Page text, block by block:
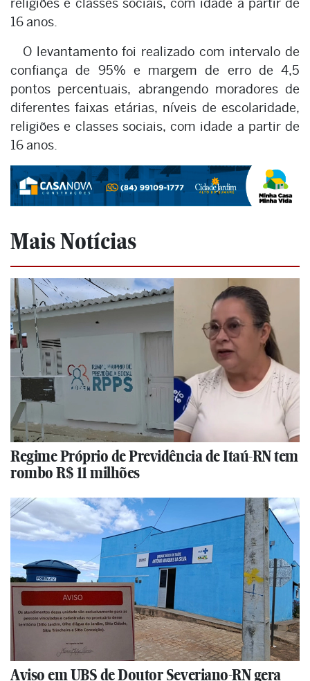
religiões e classes sociais, com idade a partir de
16 anos.
O levantamento foi realizado com intervalo de
confiança de 95% e margem de erro de 4,5
pontos percentuais, abrangendo moradores de
diferentes faixas etárias, níveis de escolaridade,
religiões e classes sociais, com idade a partir de
16 anos.
Mais Notícias
Regime Próprio de Previdência de Itaú-RN tem
rombo R$ 11 milhões
Aviso em UBS de Doutor Severiano-RN gera